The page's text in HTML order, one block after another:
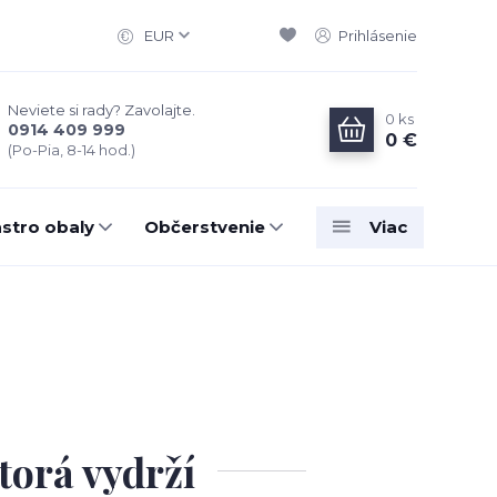
EUR Prihlásenie
Neviete si rady? Zavolajte.
0914 409 999
(Po-Pia, 8-14 hod.)
0 ks
0 €
obaly Občerstvenie Viac
vydrží